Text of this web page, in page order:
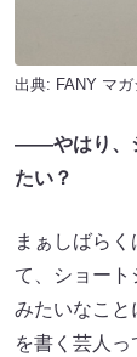
出典: FANY マガ
――やはり、
たい？
まぁしばら
て、ショート
みたいなこと
を書く芸人